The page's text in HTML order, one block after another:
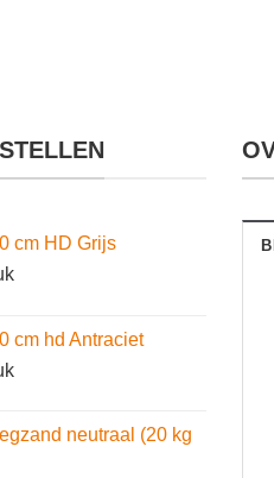
cm HD Grijs
cm hd Antraciet
neutraal (20 kg